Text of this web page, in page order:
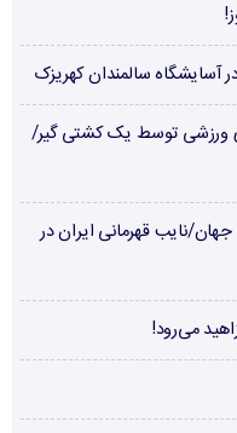
سالمندان کهریزک
ورزشی توسط یک کشتی گیر/
نایب قهرمانی ایران در
می‌رود!